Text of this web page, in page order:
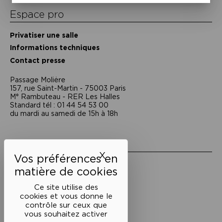
Ce site utilise des
cookies et vous donne le
contrôle sur ceux que
vous souhaitez activer
XMasquer le bandeau des
Espace pro
Privatiser une salle
Informations techniques
Contact presse
Passage Moliėre
157, rue Saint-Martin - 75003 Paris
M° Rambuteau - RER Les Halles
Standard tél : 01 44 54 53 00
du mardi au samedi de 15h à 18h
Mentions légales
Politique de confidentialité
Conditions générales de vente
Cookies